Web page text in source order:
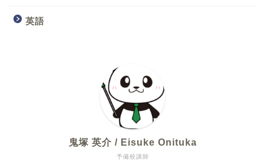
英語
予備校講師
鬼塚 英介 / Eisuke Onituka